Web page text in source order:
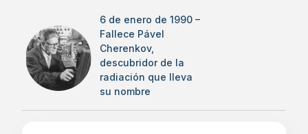
6 de enero de 1990 –
Fallece Pável
Cherenkov,
descubridor de la
radiación que lleva
su nombre